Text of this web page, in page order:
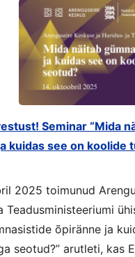
Seminar “Mida
kuidas see on koolide
2025 toimunud
Teadusministeeriumi
õpiränne ja
seotud?” arutleti, kas